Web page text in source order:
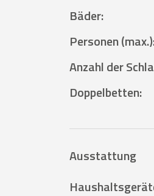
Bäder:
Personen (max.)
Anzahl der
Doppelbetten:
Ausstattung